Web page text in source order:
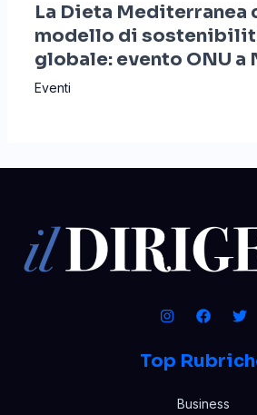
La Dieta Mediterranea
modello di
globale: evento ONU a
Eventi
Top
Business